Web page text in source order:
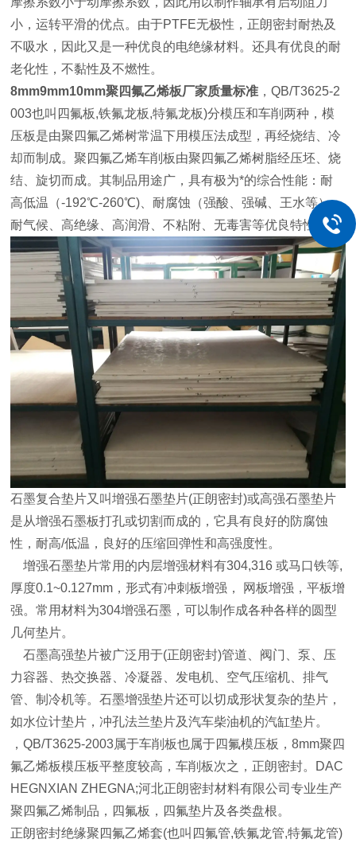
小，运转平滑的优点。由于PTFE无极性，正朗密封耐热及
不吸水，因此又是一种优良的电绝缘材料。还具有优良的耐
老化性，不黏性及不燃性。
8mm9mm10mm聚四氟乙烯板厂家质量标准 ，QB/T3625-2
003也叫四氟板,铁氟龙板,特氟龙板)分模压和车削两种，模
压板是由聚四氟乙烯树常温下用模压法成型，再经烧结、冷
却而制成。聚四氟乙烯车削板由聚四氟乙烯树脂经压坯、烧
结、旋切而成。其制品用途广，具有极为*的综合性能：耐
高低温（-192℃-260℃)、耐腐蚀（强酸、强碱、王水等）、
耐气候、高绝缘、高润滑、不粘附、无毒害等优良特性。
石墨复合垫片又叫增强石墨垫片(正朗密封)或高强石墨垫片
是从增强石墨板打孔或切割而成的，它具有良好的防腐蚀
性，耐高/低温，良好的压缩回弹性和高强度性。
增强石墨垫片常用的内层增强材料有304,316 或马口铁等,
厚度0.1~0.127mm，形式有冲刺板增强， 网板增强，平板增
强。常用材料为304增强石墨，可以制作成各种各样的圆型
几何垫片。
石墨高强垫片被广泛用于(正朗密封)管道、阀门、泵、压
力容器、热交换器、冷凝器、发电机、空气压缩机、排气
管、制冷机等。石墨增强垫片还可以切成形状复杂的垫片，
如水位计垫片，冲孔法兰垫片及汽车柴油机的汽缸垫片。
，QB/T3625-2003属于车削板也属于四氟模压板，8mm聚四
氟乙烯板模压板平整度较高，车削板次之，正朗密封。DAC
HEGNXIAN ZHEGNA;河北正朗密封材料有限公司专业生产
聚四氟乙烯制品，四氟板，四氟垫片及各类盘根。
正朗密封绝缘聚四氟乙烯套(也叫四氟管,铁氟龙管,特氟龙管)